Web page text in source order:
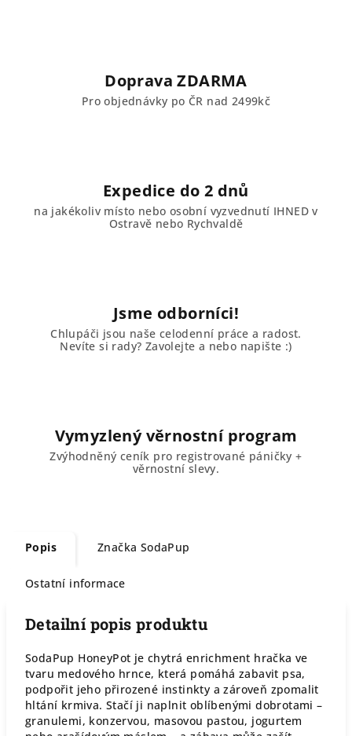
Doprava ZDARMA
Pro objednávky po ČR nad 2499kč
Expedice do 2 dnů
na jakékoliv místo nebo osobní vyzvednutí IHNED v
Ostravě nebo Rychvaldě
Jsme odborníci!
Chlupáči jsou naše celodenní práce a radost.
Nevíte si rady? Zavolejte a nebo napište :)
Vymyzlený věrnostní program
Zvýhodněný ceník pro registrované páničky +
věrnostní slevy.
Popis Značka SodaPup
Ostatní informace
Detailní popis produktu
SodaPup HoneyPot je chytrá enrichment hračka ve
tvaru medového hrnce, která pomáhá zabavit psa,
podpořit jeho přirozené instinkty a zároveň zpomalit
hltání krmiva. Stačí ji naplnit oblíbenými dobrotami –
granulemi, konzervou, masovou pastou, jogurtem